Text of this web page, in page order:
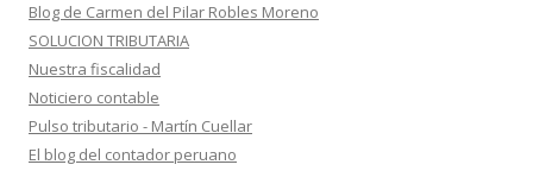
Blog de Carmen del Pilar Robles Moreno
SOLUCION TRIBUTARIA
Nuestra fiscalidad
Noticiero contable
Pulso tributario - Martín Cuellar
El blog del contador peruano